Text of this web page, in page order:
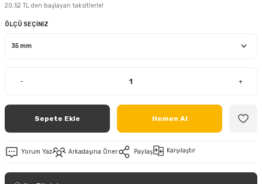
20,52 TL den başlayan taksitlerle!
ÖLÇÜ SEÇİNİZ
- +
Sepete Ekle Hemen Al
Yorum Yaz Arkadaşına Öner Paylaş Karşılaştır